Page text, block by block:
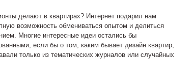
делают в квартирах? Интернет подарил нам
возможность обмениваться опытом и делиться
Многие интересные идеи остались бы
если бы о том, каким бывает дизайн квартир,
только из тематических журналов или случайных